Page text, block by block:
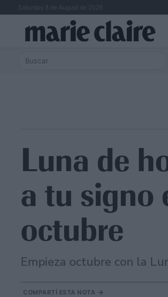
Saturday 8 de August de 2026
Luna de
a tu signo
octubre
Empieza octubre con la
COMPARTÍ ESTA NOTA